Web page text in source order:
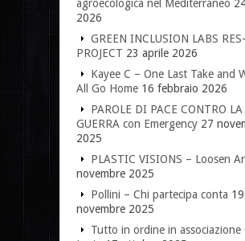
agroecologica nel Mediterraneo
2026
GREEN INCLUSION LABS
PROJECT 23 aprile 2026
Kayee C – One Last Take and
All Go Home 16 febbraio 2026
PAROLE DI PACE CONTRO LA
GUERRA con Emergency 27
2025
PLASTIC VISIONS – Loosen
novembre 2025
Pollini – Chi partecipa conta 19
novembre 2025
Tutto in ordine in associazione